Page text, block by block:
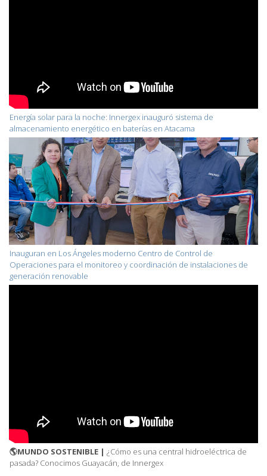
Energía solar para la noche: Innergex inauguró sistema de
almacenamiento energético en baterías en Atacama
Inauguran en Los Ángeles moderno Centro de Control de
Operaciones para el monitoreo y coordinación de instalaciones de
generación renovable
🌎MUNDO SOSTENIBLE | ¿Cómo es una central hidroeléctrica de
pasada? Conocimos Guayacán, de Innergex